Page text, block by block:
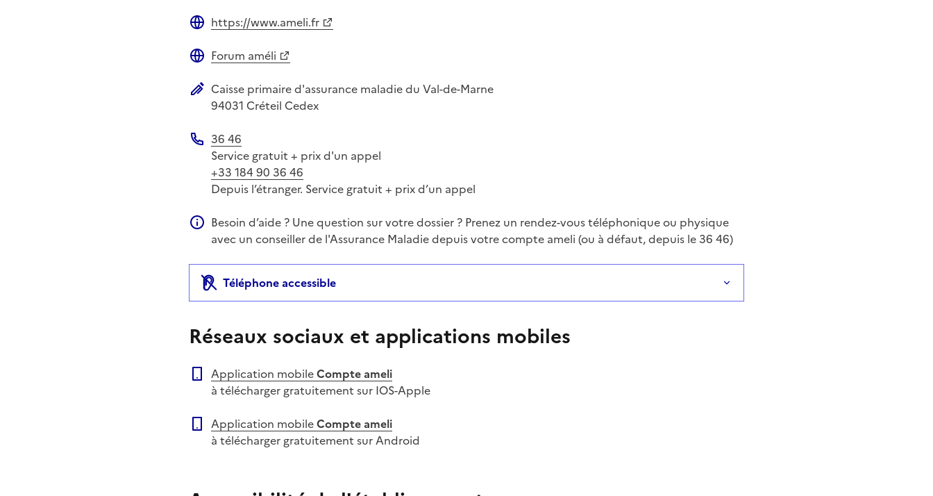
https://www.ameli.fr
Forum améli
Adresse postale
Caisse primaire d'assurance maladie du Val-de-Marne
94031 Créteil Cedex
Téléphone
36 46
Service gratuit + prix d'un appel
+33 184 90 36 46
Depuis l’étranger. Service gratuit + prix d’un appel
Information complémentaire
Besoin d’aide ? Une question sur votre dossier ? Prenez un rendez-vous téléphonique ou physique
avec un conseiller de l'Assurance Maladie depuis votre compte ameli (ou à défaut, depuis le 36 46)
Téléphone accessible
Réseaux sociaux et applications mobiles
Application mobileCompte ameli
à télécharger gratuitement sur IOS-Apple
Application mobileCompte ameli
à télécharger gratuitement sur Android